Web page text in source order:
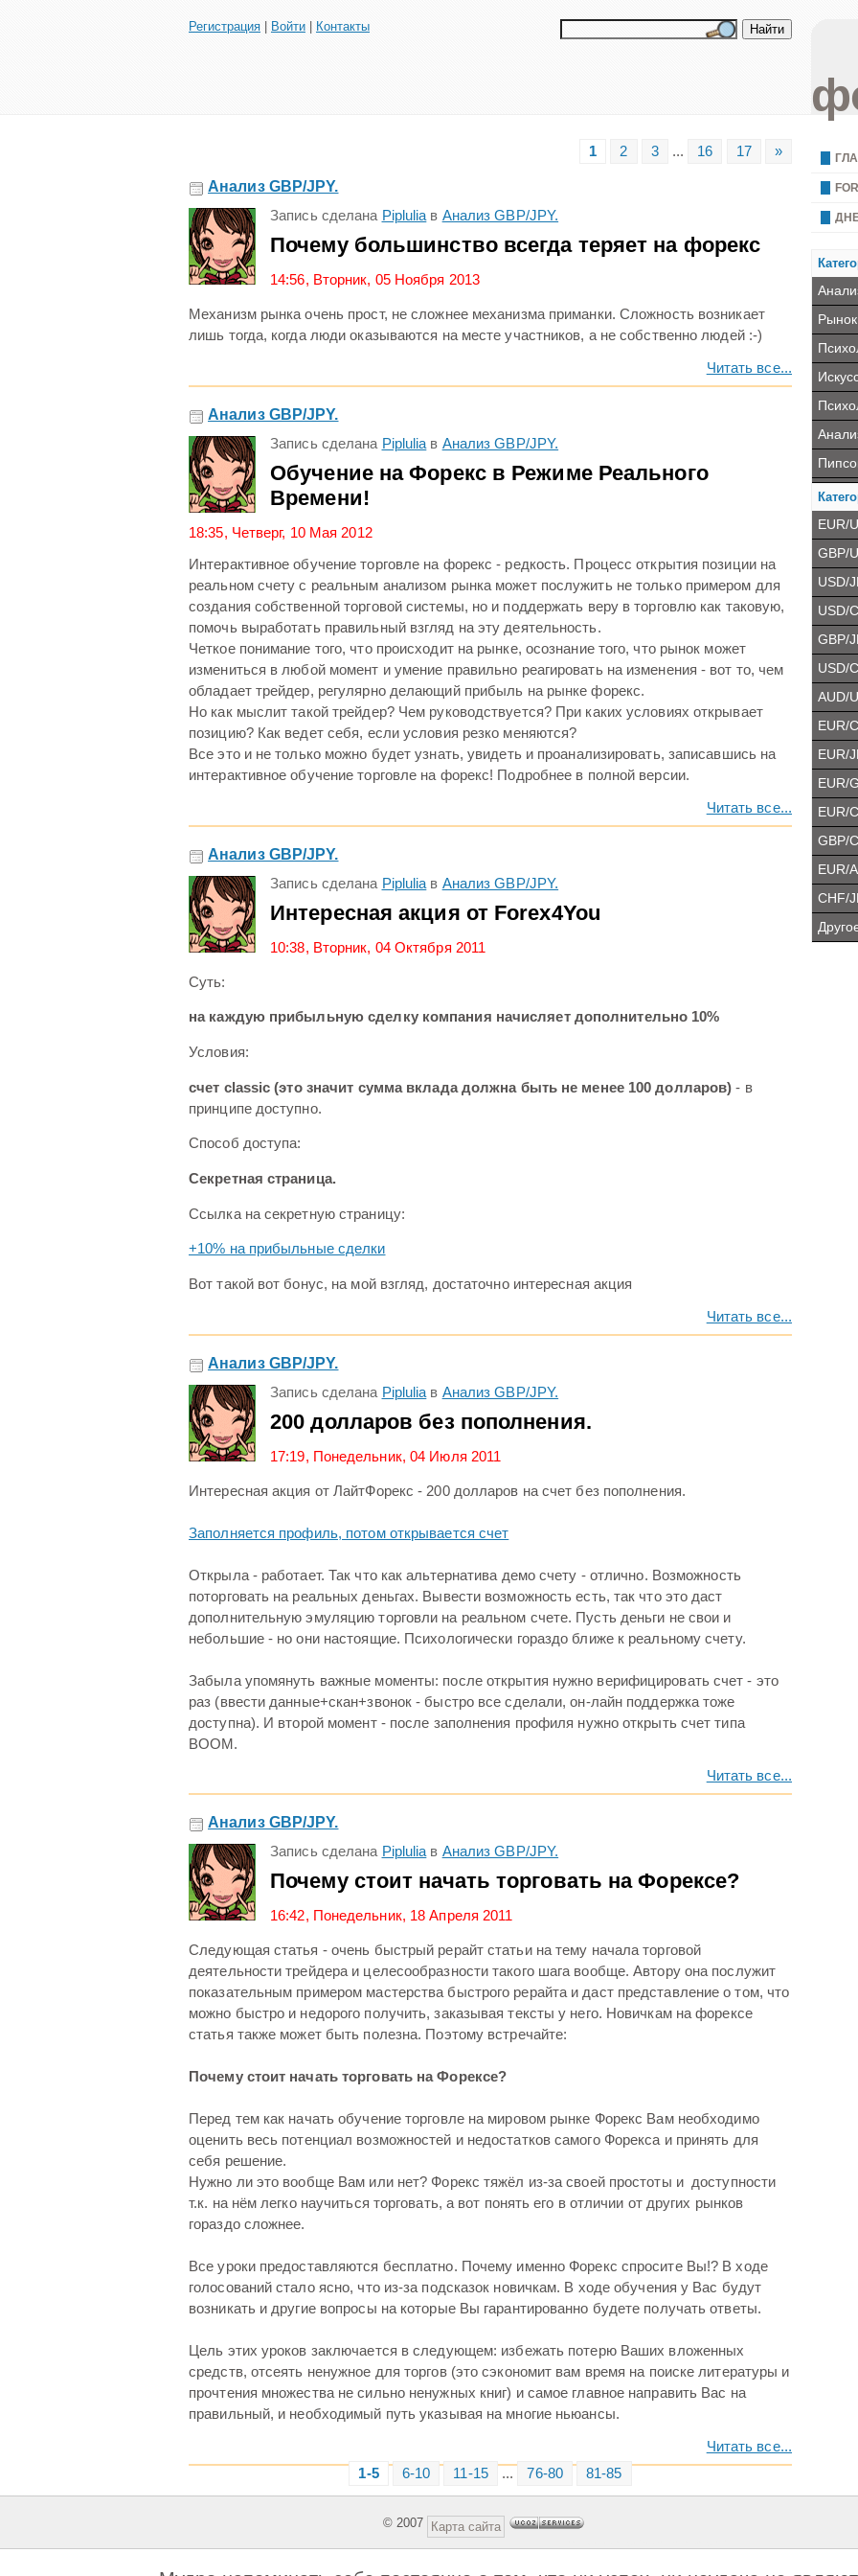
Регистрация Войти Контакты
Рынок
EUR/
GBP/
USD/
USD/
GBP/
USD/
AUD/
EUR/
EUR/
EUR/
EUR/
GBP/
EUR/
CHF/
1 2 3 ... 16 17 »
Анализ GBP/JPY.
Запись сделана Pipluliaв Анализ GBP/JPY.
Почему большинство всегда теряет на форекс
14:56, Вторник, 05 Ноября 2013
Механизм рынка очень прост, не сложнее механизма приманки. Сложность возникает
лишь тогда, когда люди оказываются на месте участников, а не собственно людей :-)
Читать все...
Анализ GBP/JPY.
Запись сделана Piplulia в Анализ GBP/JPY.
Обучение на Форекс в Режиме Реального
Времени!
18:35, Четверг, 10 Мая 2012
Интерактивное обучение торговле на форекс - редкость. Процесс открытия позиции на
реальном счету с реальным анализом рынка может послужить не только примером для
создания собственной торговой системы, но и поддержать веру в торговлю как таковую,
помочь выработать правильный взгляд на эту деятельность.
Четкое понимание того, что происходит на рынке, осознание того, что рынок может
измениться в любой момент и умение правильно реагировать на изменения - вот то, чем
обладает трейдер, регулярно делающий прибыль на рынке форекс.
Но как мыслит такой трейдер? Чем руководствуется? При каких условиях открывает
позицию? Как ведет себя, если условия резко меняются?
Все это и не только можно будет узнать, увидеть и проанализировать, записавшись на
интерактивное обучение торговле на форекс! Подробнее в полной версии.
Читать все...
Анализ GBP/JPY.
Запись сделана Piplulia в Анализ GBP/JPY.
Интересная акция от Forex4You
10:38, Вторник, 04 Октября 2011
Суть:
на каждую прибыльную сделку компания начисляет дополнительно 10%
Условия:
счет classic (это значит сумма вклада должна быть не менее 100 долларов) - в
принципе доступно.
Способ доступа:
Секретная страница.
Ссылка на секретную страницу:
+10% на прибыльные сделки
Вот такой вот бонус, на мой взгляд, достаточно интересная акция
Читать все...
Анализ GBP/JPY.
Запись сделана Piplulia в Анализ GBP/JPY.
200 долларов без пополнения.
17:19, Понедельник, 04 Июля 2011
Интересная акция от ЛайтФорекс - 200 долларов на счет без пополнения.
Заполняется профиль, потом открывается счет
Открыла - работает. Так что как альтернатива демо счету - отлично. Возможность
поторговать на реальных деньгах. Вывести возможность есть, так что это даст
дополнительную эмуляцию торговли на реальном счете. Пусть деньги не свои и
небольшие - но они настоящие. Психологически гораздо ближе к реальному счету.
Забыла упомянуть важные моменты: после открытия нужно верифицировать счет - это
раз (ввести данные+скан+звонок - быстро все сделали, он-лайн поддержка тоже
доступна). И второй момент - после заполнения профиля нужно открыть счет типа
BOOM.
Читать все...
Анализ GBP/JPY.
Запись сделана Pipluliaв Анализ GBP/JPY.
Почему стоит начать торговать на Форексе?
16:42, Понедельник, 18 Апреля 2011
Следующая статья - очень быстрый рерайт статьи на тему начала торговой
деятельности трейдера и целесообразности такого шага вообще. Автору она послужит
показательным примером мастерства быстрого рерайта и даст представление о том, что
можно быстро и недорого получить, заказывая тексты у него. Новичкам на форексе
статья также может быть полезна. Поэтому встречайте:
Почему стоит начать торговать на Форексе?
Перед тем как начать обучение торговле на мировом рынке Форекс Вам необходимо
оценить весь потенциал возможностей и недостатков самого Форекса и принять для
себя решение.
Нужно ли это вообще Вам или нет? Форекс тяжёл из-за своей простоты и доступности
т.к. на нём легко научиться торговать, а вот понять его в отличии от других рынков
гораздо сложнее.
Все уроки предоставляются бесплатно. Почему именно Форекс спросите Вы!? В ходе
голосований стало ясно, что из-за подсказок новичкам. В ходе обучения у Вас будут
возникать и другие вопросы на которые Вы гарантированно будете получать ответы.
Цель этих уроков заключается в следующем: избежать потерю Ваших вложенных
средств, отсеять ненужное для торгов (это сэкономит вам время на поиске литературы и
прочтения множества не сильно ненужных книг) и самое главное направить Вас на
правильный, и необходимый путь указывая на многие ньюансы.
Читать все...
1-5
6-10 11-15 ... 76-80 81-85
© 2007 Карта сайта